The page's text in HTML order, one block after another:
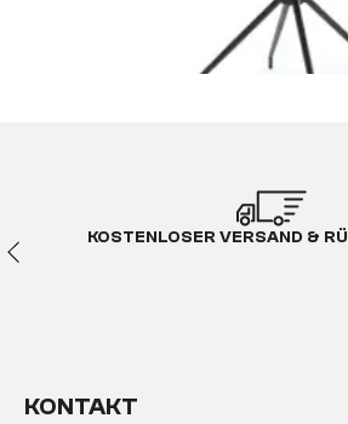
KOSTENLOSER VERSAND &
KONTAKT